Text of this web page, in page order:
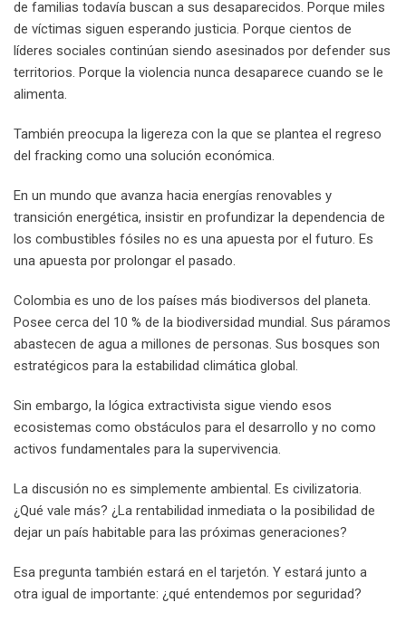
de familias todavía buscan a sus desaparecidos. Porque miles
de víctimas siguen esperando justicia. Porque cientos de
líderes sociales continúan siendo asesinados por defender sus
territorios. Porque la violencia nunca desaparece cuando se le
alimenta.
También preocupa la ligereza con la que se plantea el regreso
del fracking como una solución económica.
En un mundo que avanza hacia energías renovables y
transición energética, insistir en profundizar la dependencia de
los combustibles fósiles no es una apuesta por el futuro. Es
una apuesta por prolongar el pasado.
Colombia es uno de los países más biodiversos del planeta.
Posee cerca del 10 % de la biodiversidad mundial. Sus páramos
abastecen de agua a millones de personas. Sus bosques son
estratégicos para la estabilidad climática global.
Sin embargo, la lógica extractivista sigue viendo esos
ecosistemas como obstáculos para el desarrollo y no como
activos fundamentales para la supervivencia.
La discusión no es simplemente ambiental. Es civilizatoria.
¿Qué vale más? ¿La rentabilidad inmediata o la posibilidad de
dejar un país habitable para las próximas generaciones?
Esa pregunta también estará en el tarjetón. Y estará junto a
otra igual de importante: ¿qué entendemos por seguridad?